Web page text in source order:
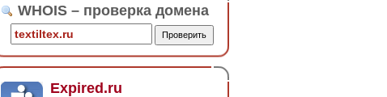
WHOIS – проверка домена
Expired.ru